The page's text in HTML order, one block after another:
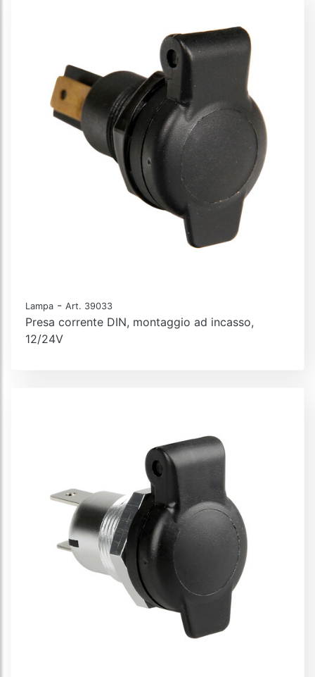
Lampa - Art. 39033
Presa corrente DIN, montaggio ad incasso,
12/24V